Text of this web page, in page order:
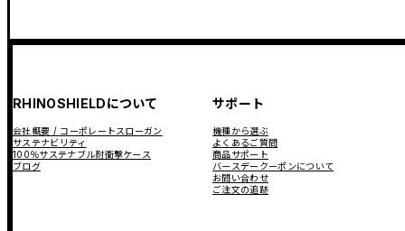
RHINOSHIELDについて
会社概要 / コーポレートスローガン
サステナビリティ
100％サステナブル耐衝撃ケース
ブログ
サポート
機種から選ぶ
よくあるご質問
商品サポート
バースデークーポンについて
お問い合わせ
ご注文の追跡